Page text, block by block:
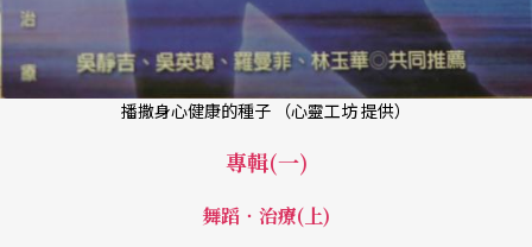
播撒身心健康的種子 （心靈工坊 提供）
專輯(一)
舞蹈‧治療(上)